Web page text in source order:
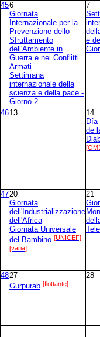
456
Giornata
Internazionale per la
Prevenzione dello
Sfruttamento
dell'Ambiente in
Guerra e nei Conflitti
Armati
Settimana
internazionale della
scienza e della pace -
Giorno 2
7
e
4613
14
Día
de
4720
Giornata
dell'Industrializzazione
dell'Africa
Giornata Universale
del Bambino [UNICEF]
[varia]
21
4827
Gurpurab [flottante]
28